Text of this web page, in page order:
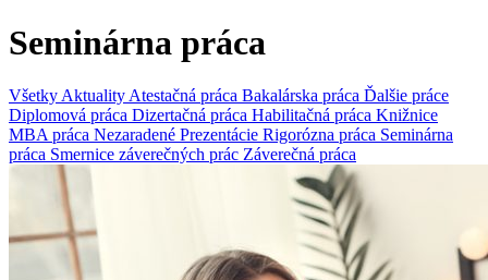
Seminárna práca
Všetky Aktuality Atestačná práca Bakalárska práca Ďalšie práce
Diplomová práca Dizertačná práca Habilitačná práca Knižnice
MBA práca Nezaradené Prezentácie Rigorózna práca Seminárna
práca Smernice záverečných prác Záverečná práca